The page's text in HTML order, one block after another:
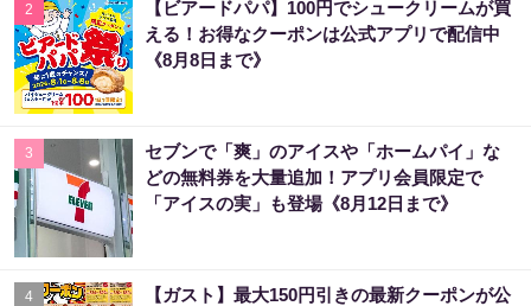
2
【ビアードパパ】100円でシュークリームが買
える！お得なクーポンは公式アプリで配信中
《8月8日まで》
3
セブンで「爽」のアイスや「ホームパイ」な
どの無料券を大量追加！アプリ会員限定で
「アイスの実」も登場《8月12日まで》
4
【ガスト】最大150円引きの最新クーポンが公